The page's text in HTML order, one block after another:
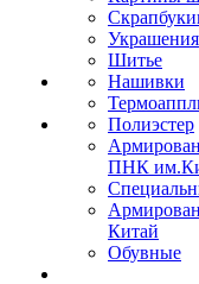
Украшения
Шитье
Нашивки
Полиэстер
ПНК
Китай
Обувные